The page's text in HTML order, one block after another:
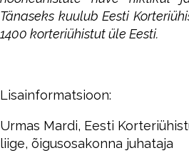
Tänaseks kuulub Eesti
1400 korteriühistut üle Eesti.
Lisainformatsioon:
Urmas Mardi, Eesti
liige, õigusosakonna juhataja